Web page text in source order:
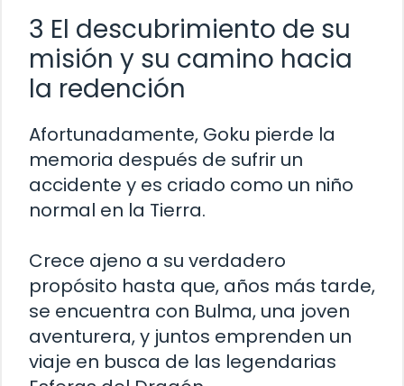
3 El descubrimiento de su
misión y su camino hacia
la redención
Afortunadamente, Goku pierde la
memoria después de sufrir un
accidente y es criado como un niño
normal en la Tierra.
Crece ajeno a su verdadero
propósito hasta que, años más tarde,
se encuentra con Bulma, una joven
aventurera, y juntos emprenden un
viaje en busca de las legendarias